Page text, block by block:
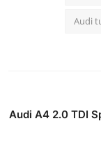
Audi
Audi A4 2.0 TDI